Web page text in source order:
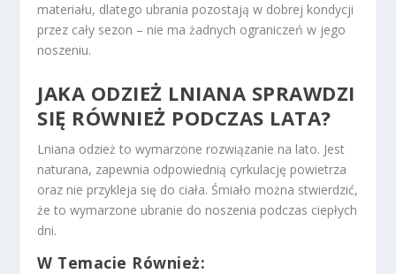
materiału, dlatego ubrania pozostają w dobrej kondycji
przez cały sezon – nie ma żadnych ograniczeń w jego
noszeniu.
JAKA ODZIEŻ LNIANA SPRAWDZI
SIĘ RÓWNIEŻ PODCZAS LATA?
Lniana odzież to wymarzone rozwiązanie na lato. Jest
naturana, zapewnia odpowiednią cyrkulację powietrza
oraz nie przykleja się do ciała. Śmiało można stwierdzić,
że to wymarzone ubranie do noszenia podczas ciepłych
dni.
W Temacie Również: